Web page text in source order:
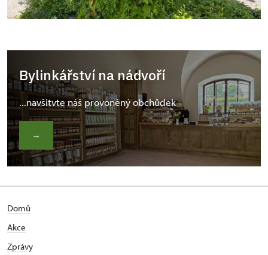
Bylinkářství na nádvoří
...navšitvte náš provoněný obchůdek
→
Domů
Akce
Zprávy